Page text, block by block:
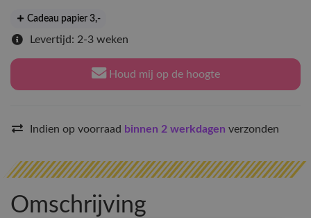
Cadeau papier 3,-
Levertijd: 2-3 weken
Houd mij op de hoogte
Indien op voorraad binnen 2 werkdagen verzonden
Omschrijving